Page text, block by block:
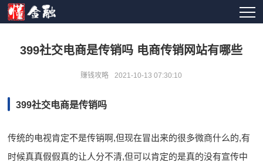
399社交电商是传销吗 电商传销网站有哪些
赚钱攻略 2021-10-13 07:30:10
399社交电商是传销吗
传统的电视肯定不是传销啊,但现在冒出来的很多微商什么的,有
时候真真假假真的让人分不清,但可以肯定的是真的没有宣传中